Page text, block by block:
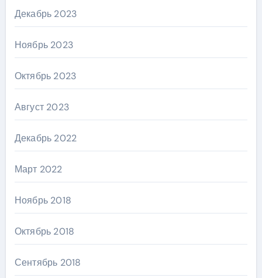
Декабрь 2023
Ноябрь 2023
Октябрь 2023
Август 2023
Декабрь 2022
Март 2022
Ноябрь 2018
Октябрь 2018
Сентябрь 2018